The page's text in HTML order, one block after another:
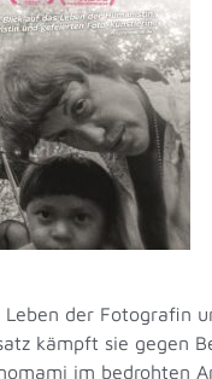
der Fotografin
kämpft sie gegen
im bedrohten